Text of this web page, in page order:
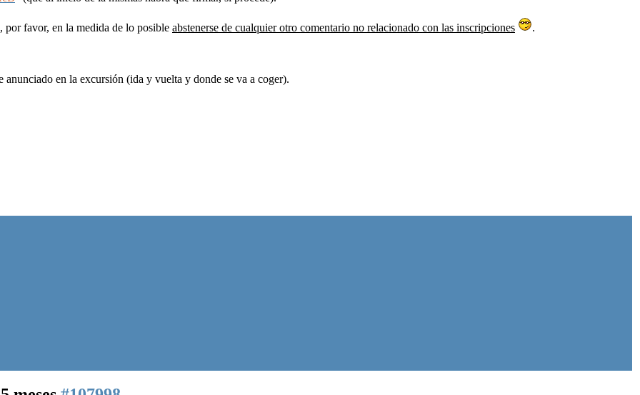
, por favor, en la medida de lo posible abstenerse de cualquier otro comentario no relacionado con las inscripciones
.
en la excursión (ida y vuelta y donde se va a coger).